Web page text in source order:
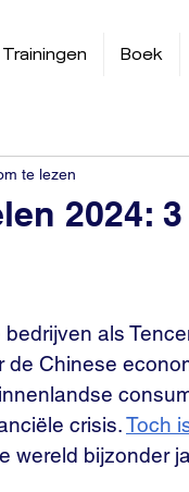
Trainingen Boek
2024:
te lezen
als
Chinese
crisis. Toch
wereld bijzonder